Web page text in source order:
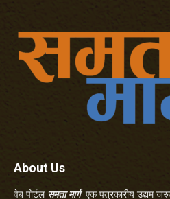
About Us
वेब पोर्टल समता मार्गएक पत्रकारीय उद्यम